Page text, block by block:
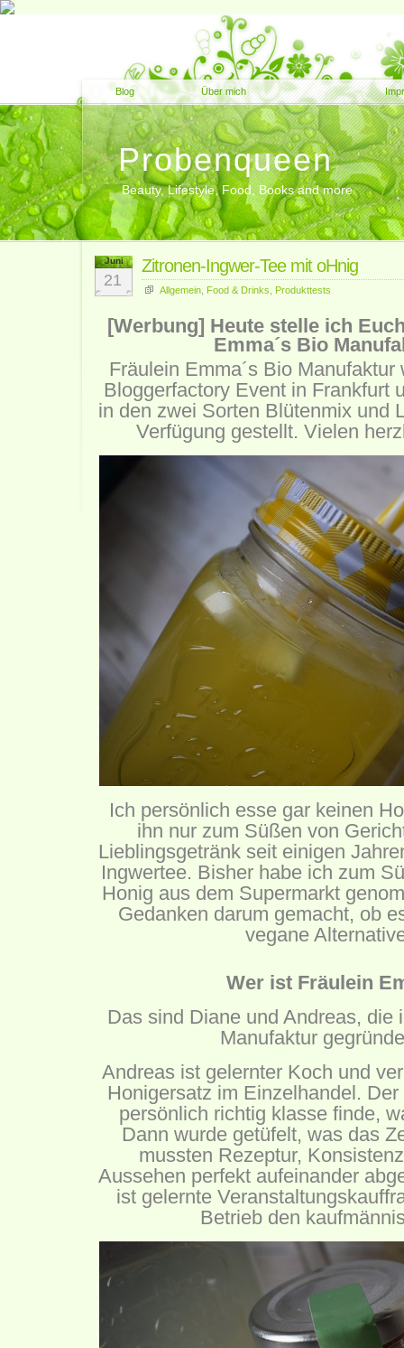
Blog Über mich
Probenqueen
Beauty, Lifestyle, Food, Books and more
Juni
21
Zitronen-Ingwer-Tee mit oHnig
Allgemein Food & Drinks Produkttests
[Werbung] Heute stelle ich
Emma´s Bio
Fräulein Emma´s Bio
BloggerfactoryEvent in Frankfurt
in den zwei Sorten Blütenmix und
Verfügung gestellt. Vielen
Ich persönlich esse gar keinen
ihn nur zum Süßen von
Lieblingsgetränk seit einigen
Ingwertee. Bisher habe ich zum
Honig aus dem Supermarkt
Gedanken darum gemacht, ob
vegane
Wer ist Fräulein
Das sind Diane und Andreas, die
Manufaktur
Andreas ist gelernter Koch und
Honigersatz im Einzelhandel.
persönlich richtig klasse finde,
Dann wurde getüfelt, was das
mussten Rezeptur,
Aussehen perfekt aufeinander
ist gelernte
Betrieb den